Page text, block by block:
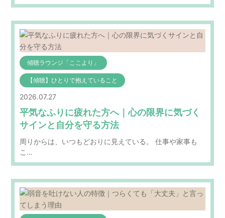
傾聴ラウンジ「ここより」
【傾聴】ひとりで抱えていること
2026.07.27
平気なふりに疲れた方へ｜心の限界に気づく
サインと自分を守る方法
周りからは、いつもどおりに見えている。 仕事や家事も
こ…